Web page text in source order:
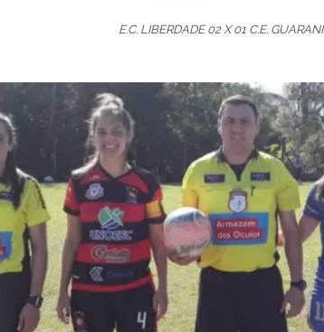
E.C. LIBERDADE 02 X 01 C.E. GUARANI